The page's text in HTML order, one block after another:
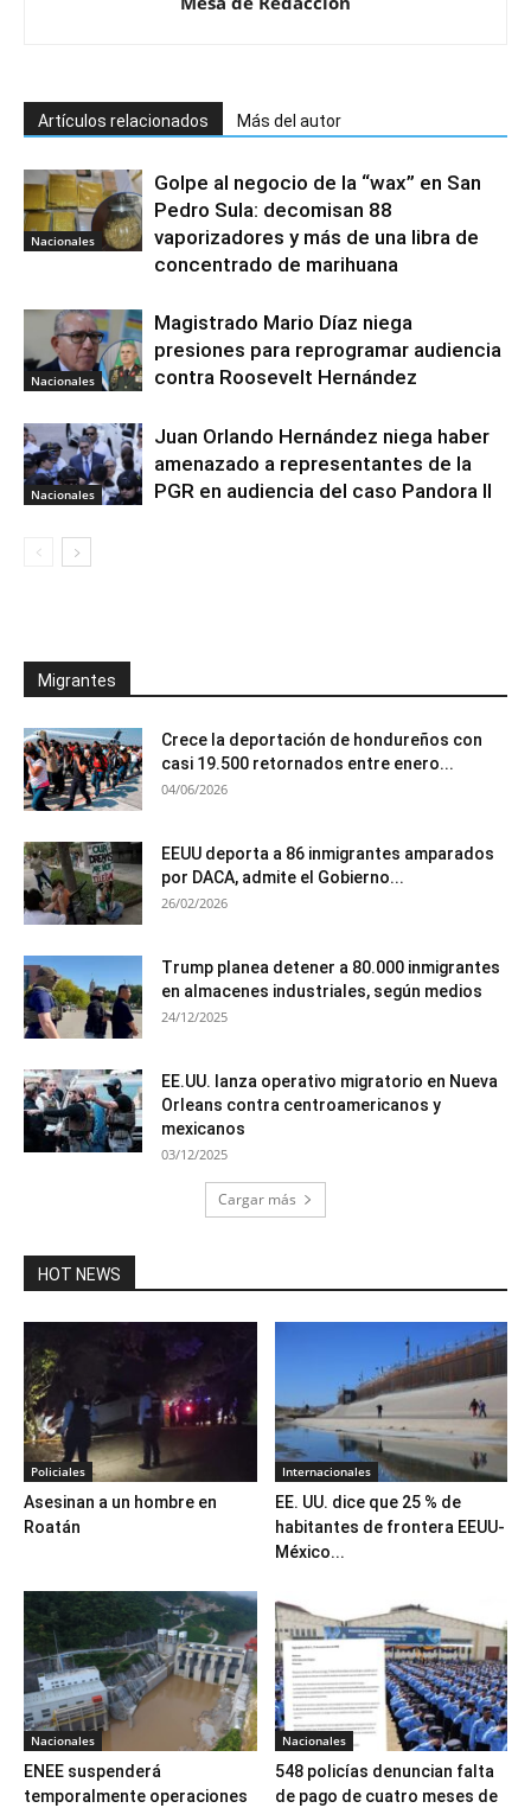
Artículos relacionados Más del autor
Nacionales
Golpe al negocio de la “wax” en San
Pedro Sula: decomisan 88
vaporizadores y más de una libra de
concentrado de marihuana
Nacionales
Magistrado Mario Díaz niega
presiones para reprogramar audiencia
contra Roosevelt Hernández
Nacionales
Juan Orlando Hernández niega haber
amenazado a representantes de la
PGR en audiencia del caso Pandora II
Migrantes
Crece la deportación de hondureños con
casi 19.500 retornados entre enero...
04/06/2026
EEUU deporta a 86 inmigrantes amparados
por DACA, admite el Gobierno...
26/02/2026
Trump planea detener a 80.000 inmigrantes
en almacenes industriales, según medios
24/12/2025
EE.UU. lanza operativo migratorio en Nueva
Orleans contra centroamericanos y
mexicanos
03/12/2025
Cargar más
HOT NEWS
Policiales
Asesinan a un hombre en
Roatán
Internacionales
EE. UU. dice que 25 % de
habitantes de frontera EEUU-
México...
Nacionales
ENEE suspenderá
temporalmente operaciones
Nacionales
548 policías denuncian falta
de pago de cuatro meses de